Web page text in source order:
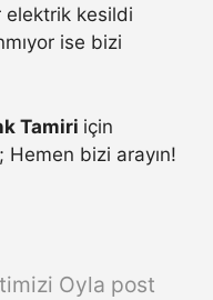
elektrik kesildi
ise bizi
Tamiri için
Hemen bizi arayın!
Oyla post